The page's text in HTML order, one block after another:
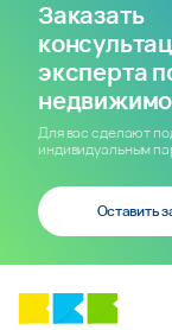
Заказать
эксперта
Для вас сделают
индивидуальным
Оставить